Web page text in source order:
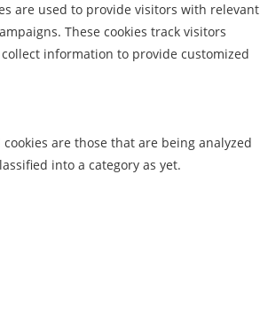
are used to provide visitors with relevant
These cookies track visitors
information to provide customized
are those that are being analyzed
into a category as yet.